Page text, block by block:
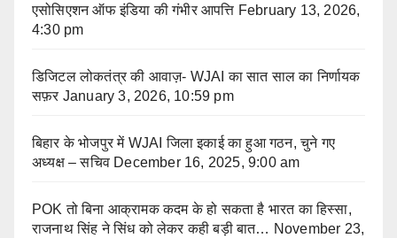
एसोसिएशन ऑफ इंडिया की गंभीर आपत्ति February 13, 2026,
4:30 pm
डिजिटल लोकतंत्र की आवाज़- WJAI का सात साल का निर्णायक
सफ़र January 3, 2026, 10:59 pm
बिहार के भोजपुर में WJAI जिला इकाई का हुआ गठन, चुने गए
अध्यक्ष – सचिव December 16, 2025, 9:00 am
POK तो बिना आक्रामक कदम के हो सकता है भारत का हिस्सा,
राजनाथ सिंह ने सिंध को लेकर कही बड़ी बात… November 23,